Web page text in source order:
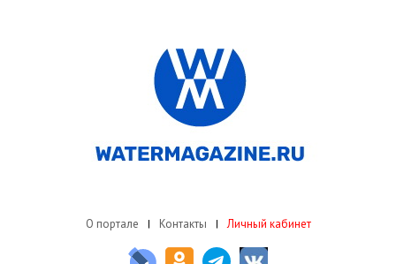
О портале Контакты Личный кабинет